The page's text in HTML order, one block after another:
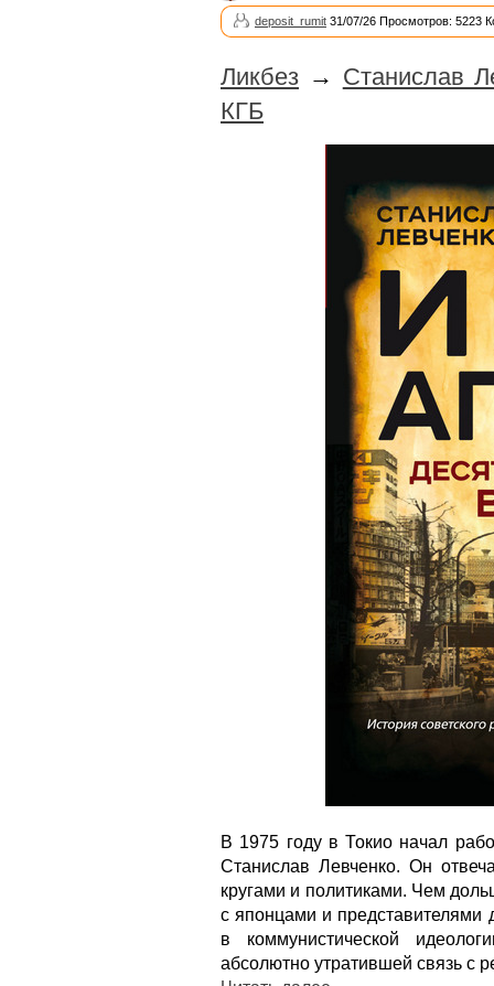
deposit_rumit 31/07/26 Просмотров: 5223
Ликбез → Станислав
КГБ
В 1975 году в Токио начал
Станислав Левченко. Он
кругами и политиками. Чем
с японцами и представителями
в коммунистической
абсолютно утратившей связь с